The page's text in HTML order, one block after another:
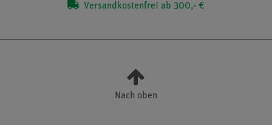
Versandkostenfrei ab 300,- €
Nach oben